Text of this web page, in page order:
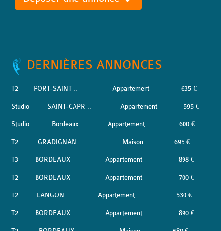
DERNIÈRES ANNONCES
T2 PORT-SAINT .. Appartement 635 €
Studio SAINT-CAPR .. Appartement 595 €
Studio Bordeaux Appartement 600 €
T2 GRADIGNAN Maison 695 €
T3 BORDEAUX Appartement 898 €
T2 BORDEAUX Appartement 700 €
T2 LANGON Appartement 530 €
T2 BORDEAUX Appartement 890 €